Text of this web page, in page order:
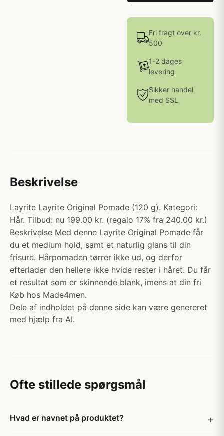
Fri fragt over kr.
500
1-2 dages
levering
Sikker handel
med SSL
Beskrivelse
Layrite Layrite Original Pomade (120 g). Kategori:
Hår. Tilbud: nu 199.00 kr. (regalo 17% fra 240.00 kr.)
Beskrivelse Med denne Layrite Original Pomade får
du et medium hold, samt et naturlig glans til din
frisure. Hårpomaden tørrer ikke ud, og derfor
efterlader den hellere ikke hvide rester i håret. Du får
et resultat som er skinnende blank, imens at din fri
Køb hos Made4men.
Dele af indholdet på denne side kan være genereret
med hjælp fra AI.
Ofte stillede spørgsmål
Hvad er navnet på produktet?